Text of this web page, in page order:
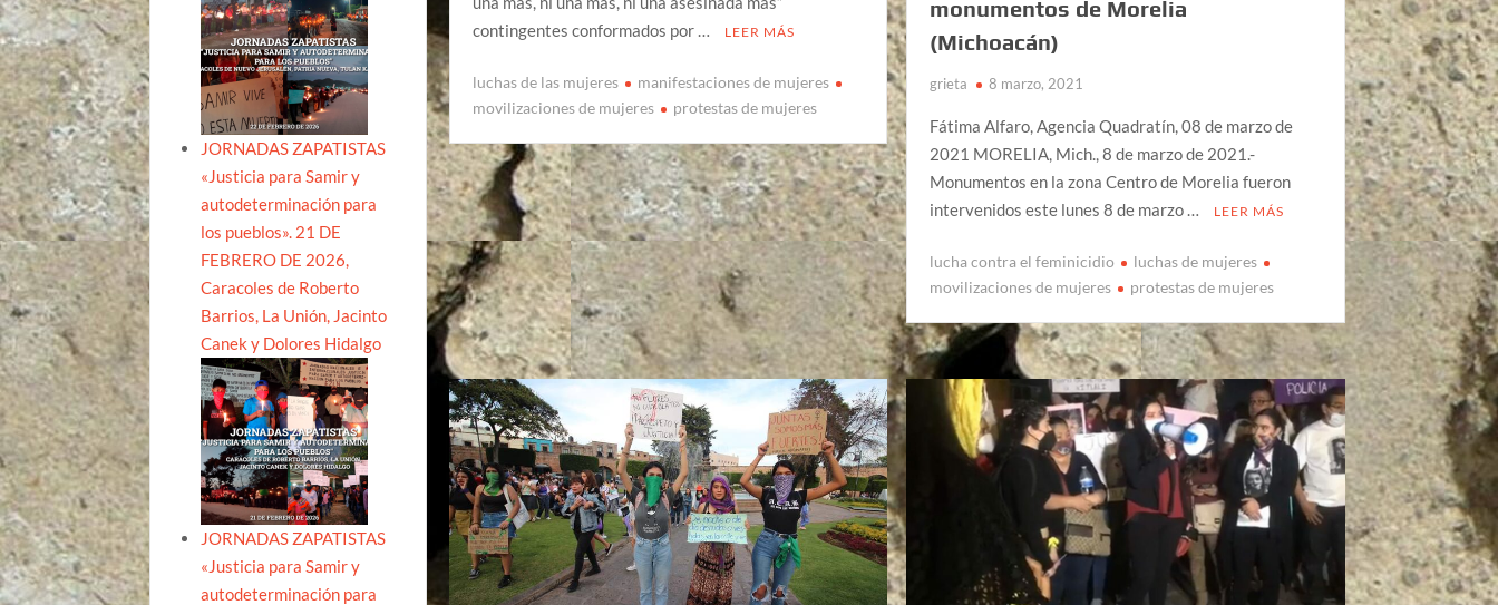
contingentes conformados por …
LEER MÁS
luchas de las mujeres
manifestaciones de mujeres
movilizaciones de mujeres
protestas de mujeres
monumentos de Morelia
(Michoacán)
grieta 8 marzo, 2021
Fátima Alfaro, Agencia Quadratín, 08 de marzo de
2021 MORELIA, Mich., 8 de marzo de 2021.-
Monumentos en la zona Centro de Morelia fueron
intervenidos este lunes 8 de marzo …
LEER MÁS
lucha contra el feminicidio
luchas de mujeres
movilizaciones de mujeres
protestas de mujeres
JORNADAS ZAPATISTAS
«Justicia para Samir y
autodeterminación para
los pueblos». 21 DE
FEBRERO DE 2026,
Caracoles de Roberto
Barrios, La Unión, Jacinto
Canek y Dolores Hidalgo
JORNADAS ZAPATISTAS
«Justicia para Samir y
autodeterminación para